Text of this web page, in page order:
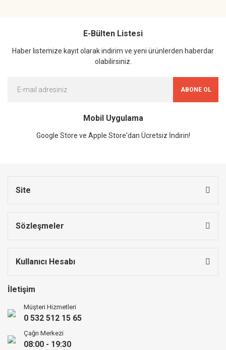
E-Bülten Listesi
Haber listemize kayıt olarak indirim ve yeni ürünlerden haberdar
olabilirsiniz.
ABONE OL
Mobil Uygulama
Google Store ve Apple Store'dan Ücretsiz İndirin!
Site
Sözleşmeler
Kullanıcı Hesabı
İletişim
Müşteri Hizmetleri
0 532 512 15 65
Çağrı Merkezi
08:00 - 19:30